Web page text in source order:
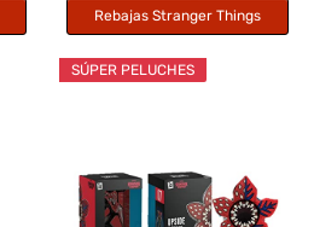
Rebajas Stranger Things
SÚPER PELUCHES